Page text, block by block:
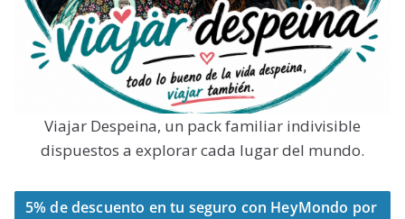
Viajar Despeina, un pack familiar indivisible
dispuestos a explorar cada lugar del mundo.
5% de descuento en tu seguro con HeyMondo por